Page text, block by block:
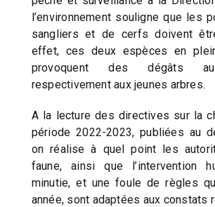
l’environnement souligne que les
sangliers et de cerfs doivent
effet, ces deux espèces en
provoquent des dégâts
respectivement aux jeunes arbres.
A la lecture des directives sur la
période 2022-2023, publiées au
on réalise à quel point les
faune, ainsi que l’intervention
minutie, et une foule de règles
année, sont adaptées aux constats